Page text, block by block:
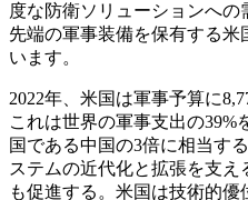
度な防衛ソリューションへ
先端の軍事装備を保有する
います。
2022年、米国は軍事予算に
これは世界の軍事支出の39%
国である中国の3倍に相当す
ステムの近代化と拡張を支
も促進する。米国は技術的